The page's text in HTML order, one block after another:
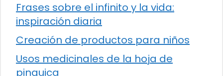
Frases sobre el infinito y la vida:
inspiración diaria
Creación de productos para niños
Usos medicinales de la hoja de
pinguica